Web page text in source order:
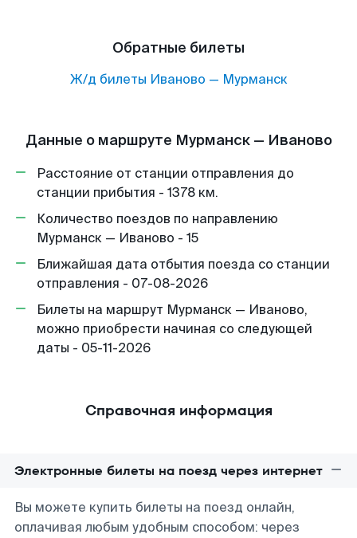
Обратные билеты
Ж/д билеты Иваново — Мурманск
Данные о маршруте Мурманск — Иваново
Расстояние от станции отправления до
станции прибытия - 1378 км.
Количество поездов по направлению
Мурманск — Иваново - 15
Ближайшая дата отбытия поезда со станции
отправления - 07-08-2026
Билеты на маршрут Мурманск — Иваново,
можно приобрести начиная со следующей
даты - 05-11-2026
Справочная информация
Электронные билеты на поезд через интернет
Вы можете купить билеты на поезд онлайн,
оплачивая любым удобным способом: через